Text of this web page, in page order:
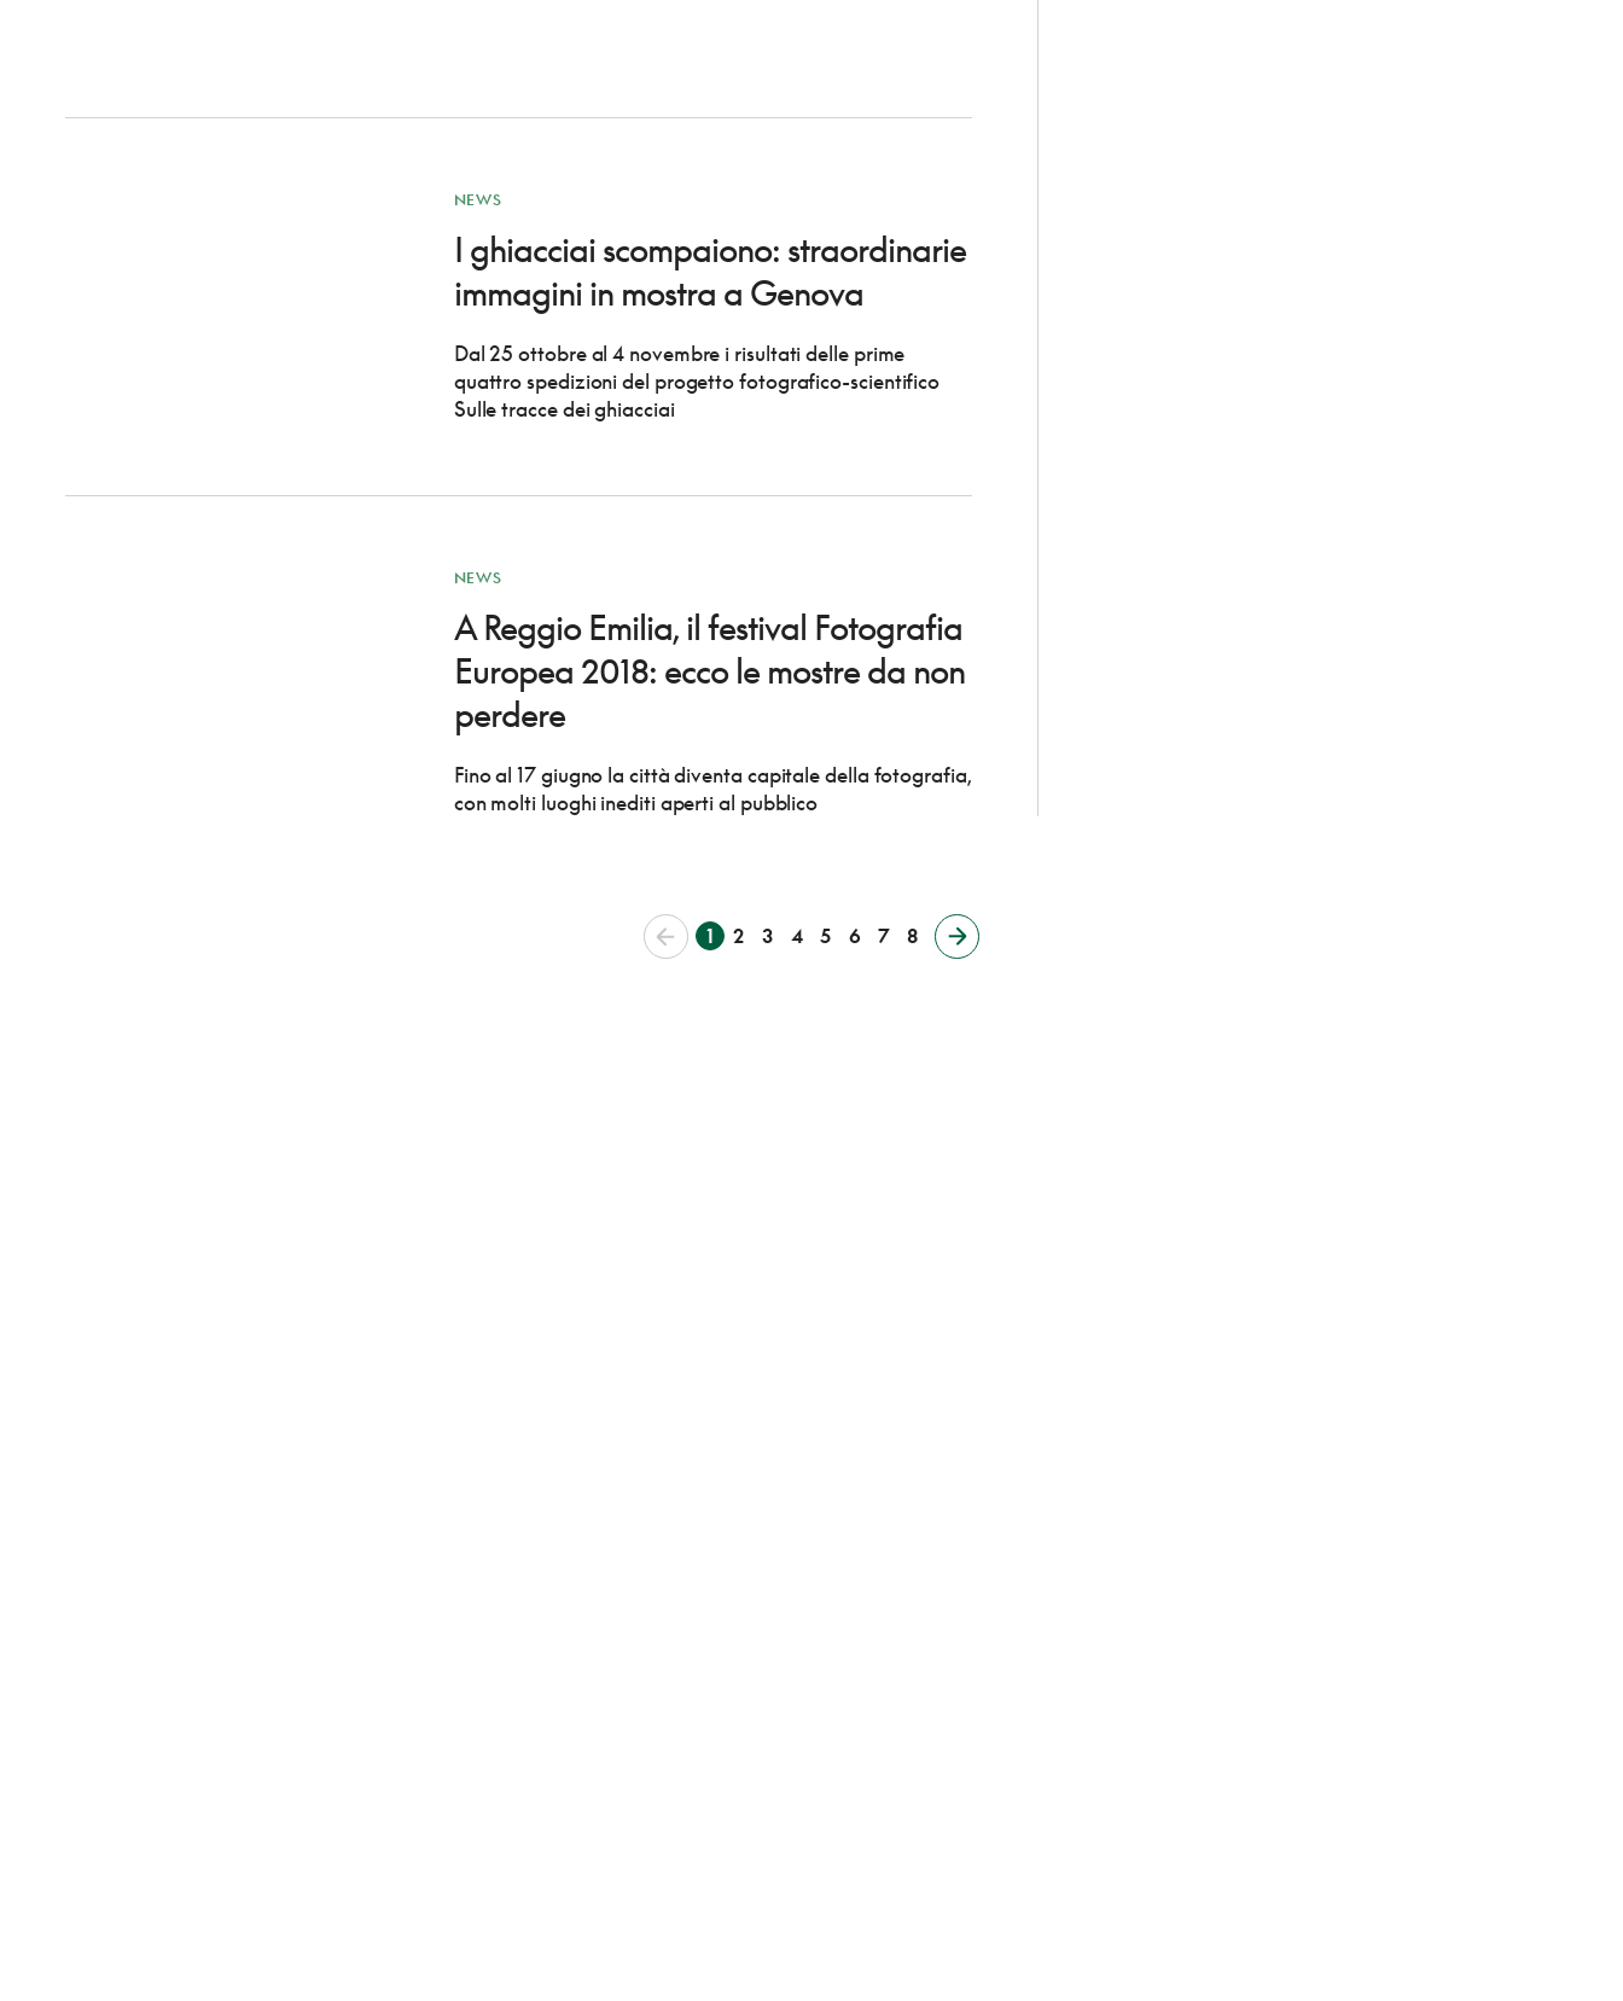
NEWS
I ghiacciai scompaiono: straordinarie
immagini in mostra a Genova
Dal 25 ottobre al 4 novembre i risultati delle prime
quattro spedizioni del progetto fotografico-scientifico
Sulle tracce dei ghiacciai
NEWS
A Reggio Emilia, il festival Fotografia
Europea 2018: ecco le mostre da non
perdere
Fino al 17 giugno la città diventa capitale della fotografia,
con molti luoghi inediti aperti al pubblico
1 2 3 4 5 6 7 8